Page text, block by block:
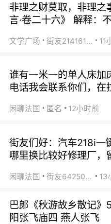
非理之财莫取，非理之
言·卷二十六》 解释：
文学广场 街友21416156 11
谁有一米一的单人床加
电话我会联系你们，在
闲聊法国 匿名 12小时前
街友们好：汽车218i一
哪里换比较好修理厂，
闲聊法国 街友64250024 13
巴郞《秋游故乡散记》
阳张飞庙四 燕人张飞